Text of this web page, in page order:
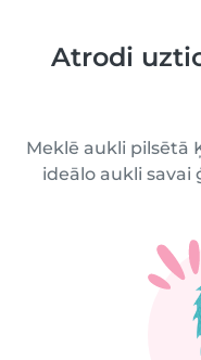
Atrodi
Meklē aukli pilsētā
ideālo aukli